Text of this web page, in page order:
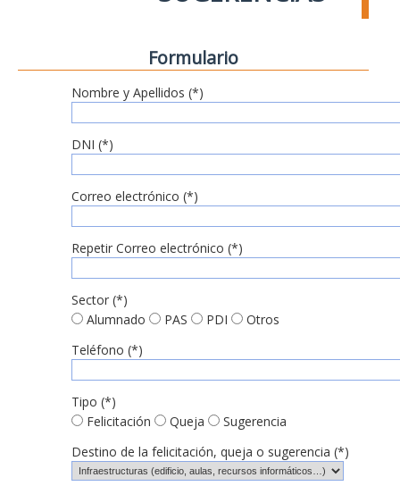
Formulario
Nombre y Apellidos (*)
DNI (*)
Correo electrónico (*)
Repetir Correo electrónico (*)
Sector (*)
Alumnado
PAS PDI
Otros
Teléfono (*)
Tipo (*)
Felicitación
Queja
Sugerencia
Destino de la felicitación, queja o sugerencia (*)